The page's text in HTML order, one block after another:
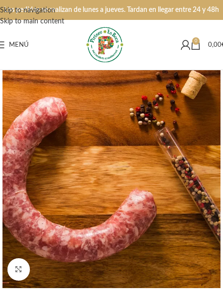
Skip to navigation
Skip to main content
Los pedidos se realizan de lunes a jueves. Tardan en llegar entre 24 y 48h
MENÚ
0
0,00
Clic para ampliar